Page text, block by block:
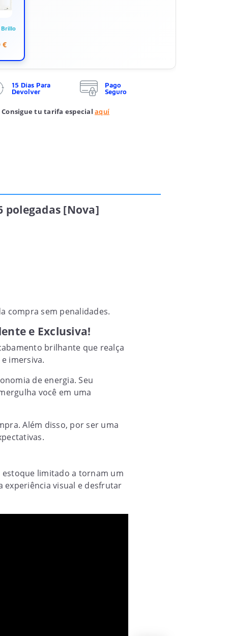
Brillo
€
15 Días Para
Devolver
Pago
Seguro
tu tarifa especial aquí
polegadas [Nova]
compra sem penalidades.
e Exclusiva!
brilhante que realça
imersiva.
de energia. Seu
você em uma
Além disso, por ser uma
estoque limitado a tornam um
visual e desfrutar